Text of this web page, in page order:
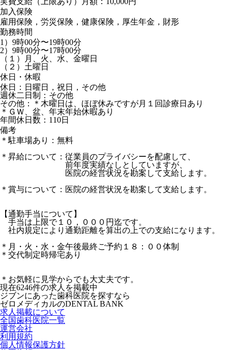
加入保険
雇用保険，労災保険，健康保険，厚生年金，財形
勤務時間
1）9時00分〜19時00分
2）9時00分〜17時00分
（１）月、火、水、金曜日
（２）土曜日
休日・休暇
休日：日曜日，祝日，その他
週休二日制：その他
その他：＊木曜日は、ほぼ休みですが月１回診療日あり
＊ＧＷ、盆、年末年始休暇あり
年間休日数：110日
備考
＊駐車場あり：無料
＊昇給について：従業員のプライバシーを配慮して、
前年度実績なしとしていますが、
医院の経営状況を勘案して支給します。
＊賞与について：医院の経営状況を勘案して支給します。
【通勤手当について】
手当は上限で１０，０００円迄です。
社内規定により通勤距離を算出の上での支給になります。
＊月・火・水・金午後最終ご予約１８：００体制
＊交代制定時帰宅あり
＊お気軽に見学からでも大丈夫です。
現在6246件の求人を掲載中
ジブンにあった歯科医院を探すなら
ゼロメディカルのDENTAL BANK
求人掲載について
全国歯科医院一覧
運営会社
利用規約
個人情報保護方針